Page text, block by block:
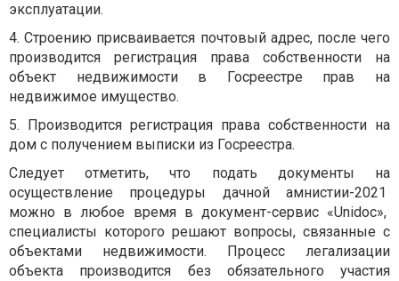
эксплуатации.
4.Строению присваивается почтовый адрес, после чего
производится регистрация права собственности на
объект недвижимости в Госреестре прав на
недвижимое имущество.
5.
Производится регистрация права собственности на
дом с получением выписки из Госреестра.
Следует отметить, что подать документы на
осуществление процедуры дачной амнистии-2021
можно в любое время в документ-сервис «Unidoc»,
специалисты которого решают вопросы, связанные с
объектами недвижимости. Процесс легализации
объекта производится без обязательного участия